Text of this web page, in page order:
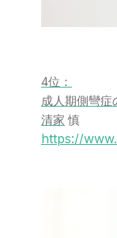
4位：
成人期側彎症
清家 慎
https://